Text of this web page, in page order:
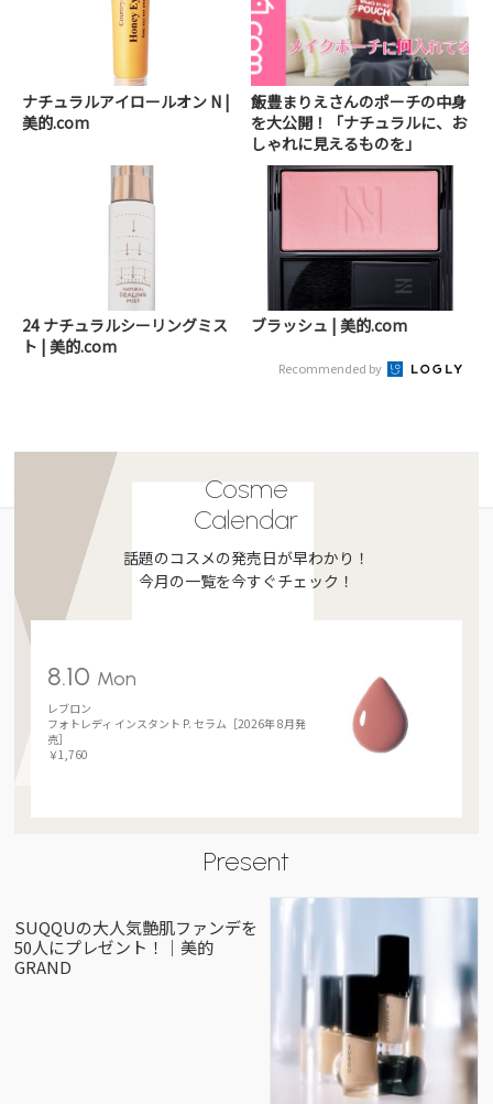
ナチュラルアイロールオン N |
美的.com
飯豊まりえさんのポーチの中身
を大公開！「ナチュラルに、お
しゃれに見えるものを」
24 ナチュラルシーリングミス
ト | 美的.com
ブラッシュ | 美的.com
Recommended by
Cosme
Calendar
話題のコスメの発売日が早わかり！
今月の一覧を今すぐチェック！
8.10 Mon
レブロン
フォトレディ インスタント P. セラム［2026年 8月発
売］
￥1,760
Present
SUQQUの大人気艶肌ファンデを
50人にプレゼント！｜美的
GRAND